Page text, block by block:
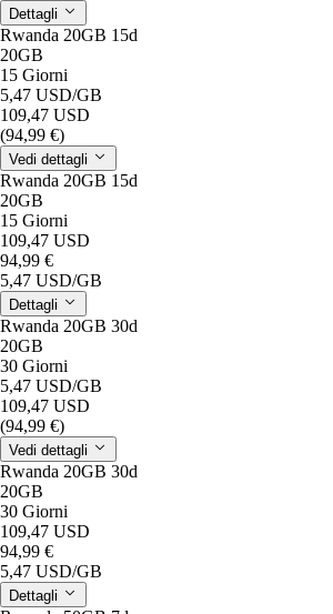
Dettagli
Rwanda 20GB 15d
20GB
15 Giorni
5,47 USD/GB
109,47 USD
(94,99 €)
Vedi dettagli
Rwanda 20GB 15d
20GB
15 Giorni
109,47 USD
94,99 €
5,47 USD/GB
Dettagli
Rwanda 20GB 30d
20GB
30 Giorni
5,47 USD/GB
109,47 USD
(94,99 €)
Vedi dettagli
Rwanda 20GB 30d
20GB
30 Giorni
109,47 USD
94,99 €
5,47 USD/GB
Dettagli